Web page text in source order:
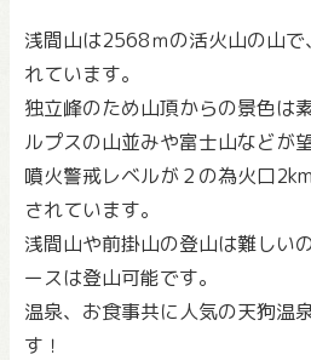
浅間山は2568ｍの活火山の山
れています。
独立峰のため山頂からの景色は
ルプスの山並みや富士山などが
噴火警戒レベルが２の為火口
されています。
浅間山や前掛山の登山は難しい
ースは登山可能です。
温泉、お食事共に人気の天狗温
す！